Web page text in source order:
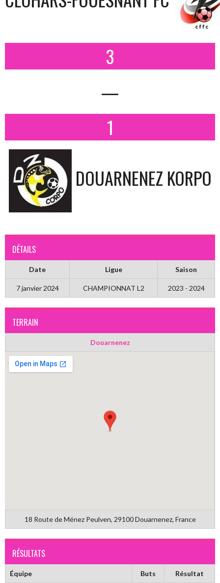
3
—
1
DOUARNENEZ KORPO
DÉTAILS
Date Ligue Saison
7 janvier 2024 CHAMPIONNAT L2 2023 - 2024
TERRAIN
Douarnenez
18 Route de Ménez Peulven, 29100 Douarnenez, France
RÉSULTATS
Équipe Buts Résultat